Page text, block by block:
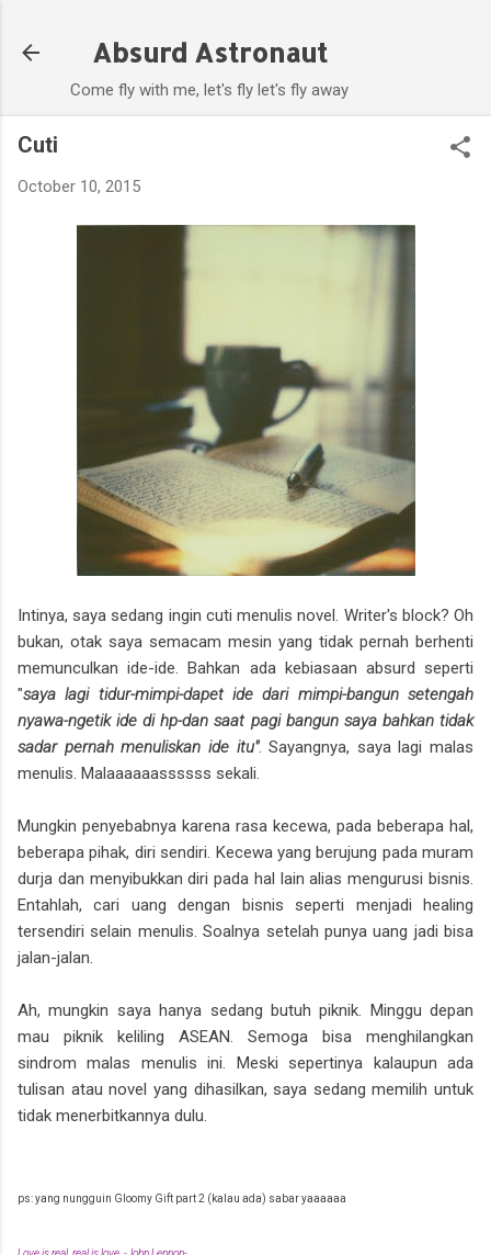
Absurd Astronaut
Come fly with me, let's fly let's fly away
Cuti
October 10, 2015
Intinya, saya sedang ingin cuti menulis novel. Writer's block? Oh
bukan, otak saya semacam mesin yang tidak pernah berhenti
memunculkan ide-ide. Bahkan ada kebiasaan absurd seperti
"saya lagi tidur-mimpi-dapet ide dari mimpi-bangun setengah
nyawa-ngetik ide di hp-dan saat pagi bangun saya bahkan tidak
sadar pernah menuliskan ide itu". Sayangnya, saya lagi malas
menulis. Malaaaaaassssss sekali.
Mungkin penyebabnya karena rasa kecewa, pada beberapa hal,
beberapa pihak, diri sendiri. Kecewa yang berujung pada muram
durja dan menyibukkan diri pada hal lain alias mengurusi bisnis.
Entahlah, cari uang dengan bisnis seperti menjadi healing
tersendiri selain menulis. Soalnya setelah punya uang jadi bisa
jalan-jalan.
Ah, mungkin saya hanya sedang butuh piknik. Minggu depan
mau piknik keliling ASEAN. Semoga bisa menghilangkan
sindrom malas menulis ini. Meski sepertinya kalaupun ada
tulisan atau novel yang dihasilkan, saya sedang memilih untuk
tidak menerbitkannya dulu.
ps: yang nungguin Gloomy Gift part 2 (kalau ada) sabar yaaaaaa